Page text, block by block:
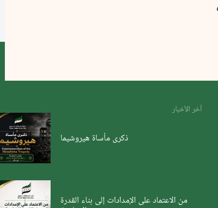
آخر الأخبار
ذكرى مأساة هيروشيما
من الاعتماد على الإمدادات إلى بناء القدرة